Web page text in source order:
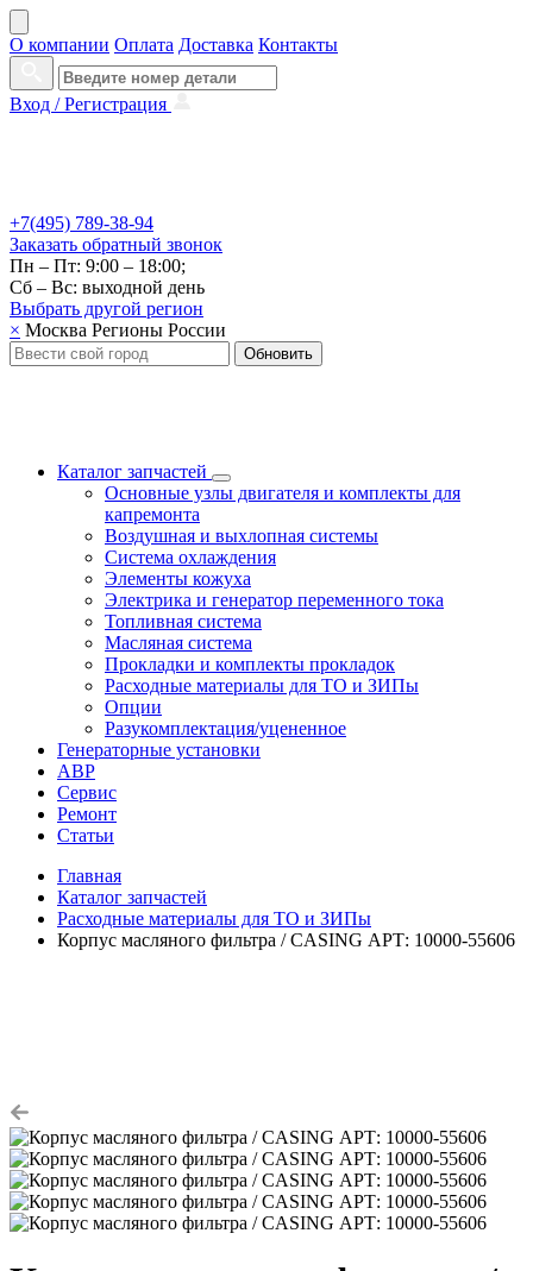
О компании Оплата Доставка Контакты
Вход /Регистрация
+7(495) 789-38-94
Заказать обратный звонок
Пн – Пт: 9:00 – 18:00;
Сб – Вс: выходной день
Выбрать другой регион
× Москва Регионы России
Обновить
Каталог запчастей
Основные узлы двигателя и комплекты для
капремонта
Воздушная и выхлопная системы
Система охлаждения
Элементы кожуха
Электрика и генератор переменного тока
Топливная система
Масляная система
Прокладки и комплекты прокладок
Расходные материалы для ТО и ЗИПы
Опции
Разукомплектация/уцененное
Генераторные установки
АВР
Сервис
Ремонт
Статьи
Главная
Каталог запчастей
Расходные материалы для ТО и ЗИПы
Корпус масляного фильтра / CASING АРТ: 10000-55606